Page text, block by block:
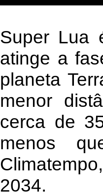
Super Lua
atinge a
planeta
menor
cerca de
menos
2034.